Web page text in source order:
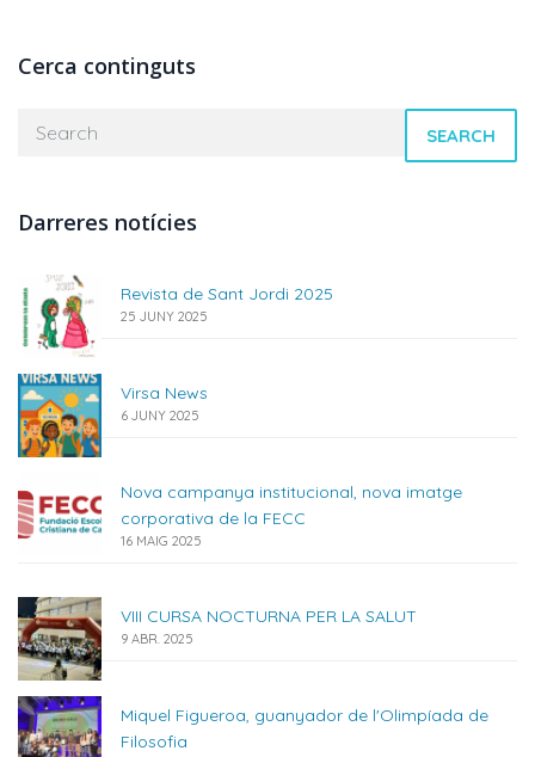
Cerca continguts
SEARCH
Darreres notícies
Revista de Sant Jordi 2025
25 JUNY 2025
Virsa News
6 JUNY 2025
Nova campanya institucional, nova imatge
corporativa de la FECC
16 MAIG 2025
VIII CURSA NOCTURNA PER LA SALUT
9 ABR. 2025
Miquel Figueroa, guanyador de l'Olimpíada de
Filosofia